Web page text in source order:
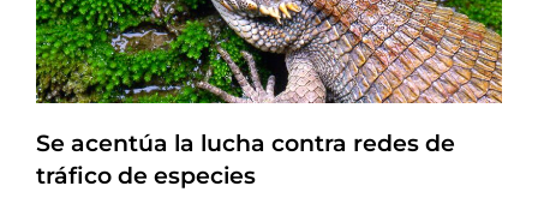
Se acentúa la lucha contra redes de
tráfico de especies